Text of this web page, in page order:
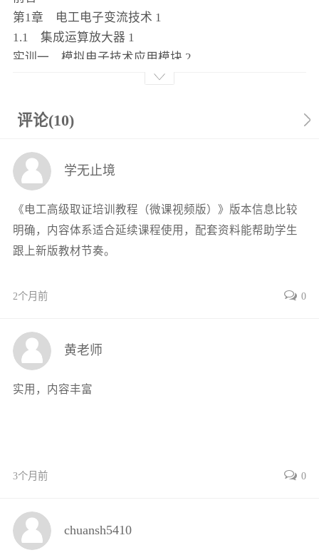
第1章 电工电子变流技术 1
1.1 集成运算放大器 1
实训一 模拟电子技术应用模块 2
任务1-1 单相可控调压电路的安装与调试 2
1.2 数字电路 8
1.2.2 数字逻辑电路基础知识 10
1.2.3 常用逻辑电路 11
1.2.5 555集成定时器简介 16
实训二 数字电子技术应用模块 18
任务1-3 555多谐振荡器电路的焊接与调试 18
1.3.1 单相可控整流电路中各电量的关系 26
附1 电子电路安装、调试与检修考核评分表 28
第2章 发电机与电动机 30
2.2 直流电动机 31
2.3.3 测速发电机 34
2.3.5 交流换向器电动机和无换向器电动机 36
2.3.6 自整角机 37
评论(10)
学无止境
《电工高级取证培训教程（微课视频版）》版本信息比较
明确，内容体系适合延续课程使用，配套资料能帮助学生
跟上新版教材节奏。
2个月前 0
黄老师
实用，内容丰富
3个月前 0
chuansh5410